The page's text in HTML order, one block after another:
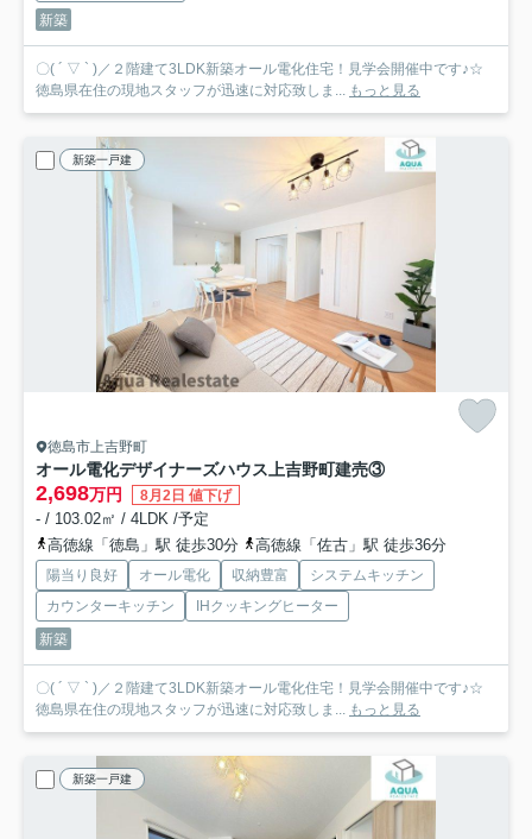
新築
〇( ´ ▽ ` )／２階建て3LDK新築オール電化住宅！見学会開催中です♪☆
徳島県在住の現地スタッフが迅速に対応致しま... もっと見る
新築一戸建
徳島市上吉野町
オール電化デザイナーズハウス上吉野町建売③
2,698万円 8月2日 値下げ
- / 103.02㎡ / 4LDK /予定
高徳線「徳島」駅 徒歩30分
高徳線「佐古」駅 徒歩36分
陽当り良好 オール電化 収納豊富
システムキッチン
カウンターキッチン
IHクッキングヒーター
新築
〇( ´ ▽ ` )／２階建て3LDK新築オール電化住宅！見学会開催中です♪☆
徳島県在住の現地スタッフが迅速に対応致しま... もっと見る
新築一戸建